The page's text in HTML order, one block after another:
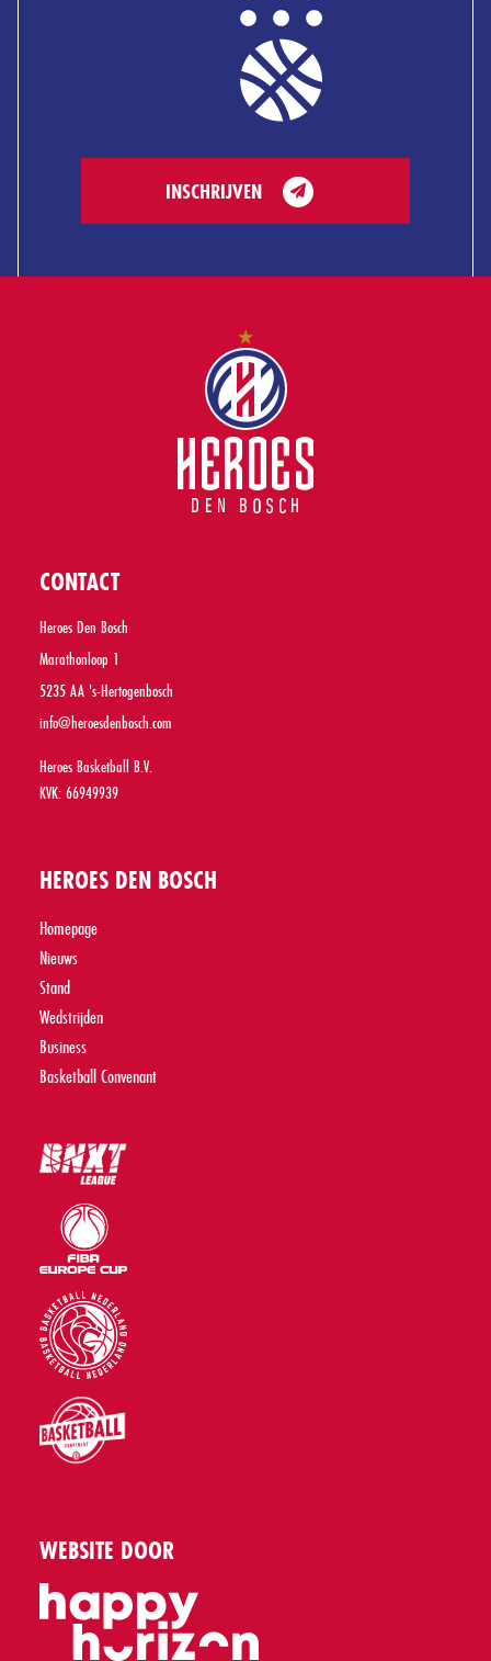
INSCHRIJVEN
CONTACT
Heroes Den Bosch
Marathonloop 1
5235 AA 's-Hertogenbosch
info@heroesdenbosch.com
Heroes Basketball B.V.
KVK: 66949939
HEROES DEN BOSCH
Homepage
Nieuws
Stand
Wedstrijden
Business
Basketball Convenant
WEBSITE DOOR